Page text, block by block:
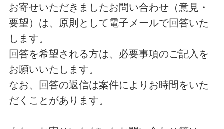
お寄せいただきましたお問い合わせ（意見・
要望）は、原則として電子メールで回答いた
します。
回答を希望される方は、必要事項のご記入を
お願いいたします。
なお、回答の返信は案件によりお時間をいた
だくことがあります。